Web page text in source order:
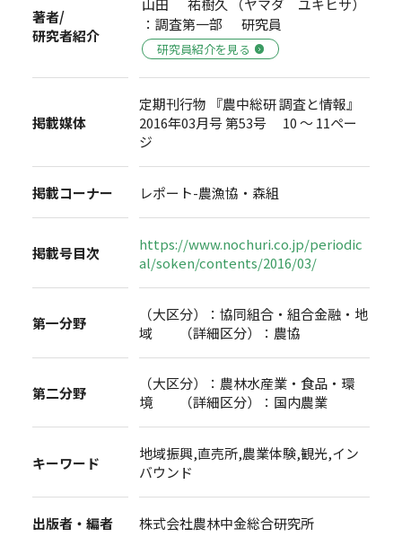
著者/
研究者紹介
：調査第一部 研究員
研究員紹介を見る
掲載媒体
定期刊行物 『農中総研 調査と情報』
2016年03月号 第53号 10 ～ 11ペー
ジ
掲載コーナー レポート-農漁協・森組
掲載号目次
https://www.nochuri.co.jp/periodic
al/soken/contents/2016/03/
第一分野
（大区分）：協同組合・組合金融・地
域 （詳細区分）：農協
第二分野
（大区分）：農林水産業・食品・環
境 （詳細区分）：国内農業
キーワード
地域振興,直売所,農業体験,観光,イン
バウンド
出版者・編者 株式会社農林中金総合研究所